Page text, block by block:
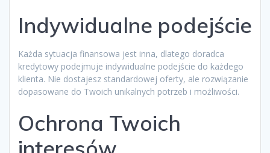
Indywidualne podejście
Każda sytuacja finansowa jest inna, dlatego doradca
kredytowy podejmuje indywidualne podejście do każdego
klienta. Nie dostajesz standardowej oferty, ale rozwiązanie
dopasowane do Twoich unikalnych potrzeb i możliwości.
Ochrona Twoich